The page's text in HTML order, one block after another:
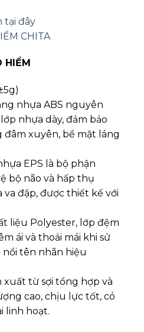
tại đây
CHITA
HIỂM
nhựa ABS nguyên
nhựa dày, đảm bảo
đâm xuyên, bề mặt láng
EPS là bộ phận
bộ não và hấp thụ
đập, được thiết kế với
liệu Polyester, lớp đệm
ái và thoải mái khi sử
tên nhãn hiệu
xuất từ sợi tổng hợp và
cao, chịu lực tốt, có
linh hoạt.